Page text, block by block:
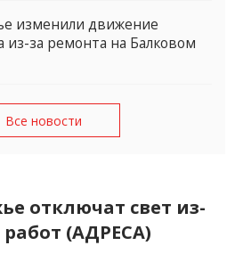
изменили движение
из-за ремонта на Балковом
Все новости
отключат свет из-
(АДРЕСА)